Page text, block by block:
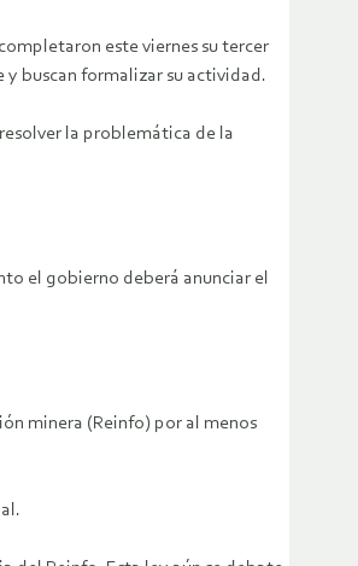
este viernes su tercer
y buscan formalizar su actividad.
la problemática de la
el gobierno deberá anunciar el
minera (Reinfo) por al menos